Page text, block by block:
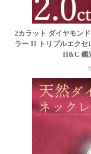
2カラット ダイヤモン
ラー I1 トリプルエクセ
H&C 鑑